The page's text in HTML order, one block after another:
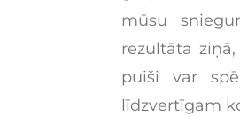
mūsu
rezultāta
puiši var
līdzvertīgam